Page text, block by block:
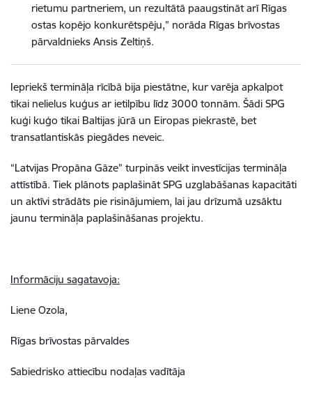
rietumu partneriem, un rezultātā paaugstināt arī Rīgas
ostas kopējo konkurētspēju,” norāda Rīgas brīvostas
pārvaldnieks Ansis Zeltiņš.
Iepriekš termināļa rīcībā bija piestātne, kur varēja apkalpot
tikai nelielus kuģus ar ietilpību līdz 3000 tonnām. Šādi SPG
kuģi kuģo tikai Baltijas jūrā un Eiropas piekrastē, bet
transatlantiskās piegādes neveic.
“Latvijas Propāna Gāze” turpinās veikt investīcijas termināļa
attīstībā. Tiek plānots paplašināt SPG uzglabāšanas kapacitāti
un aktīvi strādāts pie risinājumiem, lai jau drīzumā uzsāktu
jaunu termināļa paplašināšanas projektu.
Informāciju sagatavoja:
Liene Ozola,
Rīgas brīvostas pārvaldes
Sabiedrisko attiecību nodaļas vadītāja